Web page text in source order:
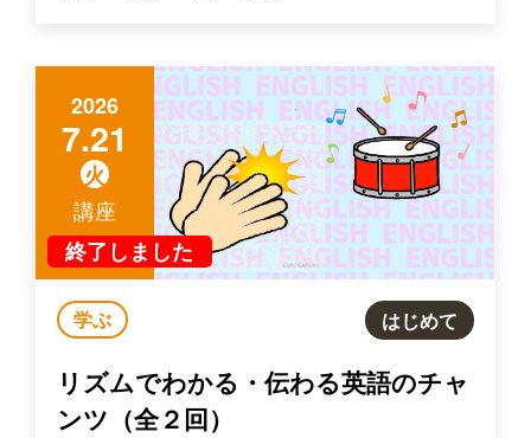
2026
7.21
火
終了しました
講座
学ぶ はじめて
リズムでわかる・伝わる英語のチャ
ンツ（全２回）